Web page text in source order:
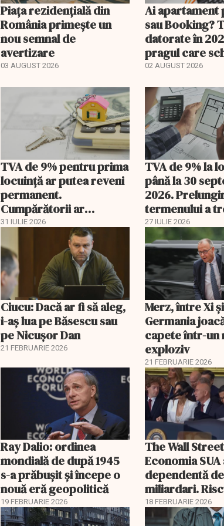
Piața rezidențială din
România primește un
nou semnal de
avertizare
03 AUGUST 2026
Ai apartament
sau Booking?
datorate în
pragul care
regimul fiscal
02 AUGUST 2026
TVA de 9% pentru prima
locuință ar putea reveni
permanent.
Cumpărătorii ar
economisi zeci de mii de
31 IULIE 2026
TVA de 9% la
până la 30
2026.
termenului a
comisia din
27 IULIE 2026
Ciucu: Dacă ar fi să aleg,
i-aș lua pe Băsescu sau
pe Nicușor Dan
21 FEBRUARIE 2026
Merz, între Xi
Germania
capete într-un
exploziv
21 FEBRUARIE 2026
Ray Dalio: ordinea
mondială de după 1945
s-a prăbușit și începe o
nouă eră geopolitică
19 FEBRUARIE 2026
The Wall
Economia
dependentă de
miliardari.
pentru burse
18 FEBRUARIE 2026